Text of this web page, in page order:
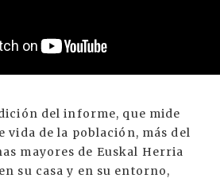
del informe, que mide
vida de la población, más del
mayores de Euskal Herria
su casa y en su entorno,